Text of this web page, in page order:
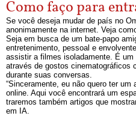
Como faço para
Se você deseja mudar de país no
anonimamente na internet. Veja
Seja em busca de um bate-papo
entretenimento, pessoal e
assistir a filmes isoladamente. É
através de gostos cinematográficos
durante suas conversas.
“Sinceramente, eu não quero ter
online. Aqui você encontrará um
traremos também artigos que
em IA.